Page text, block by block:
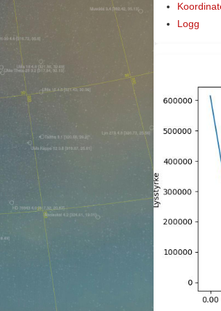
Logg